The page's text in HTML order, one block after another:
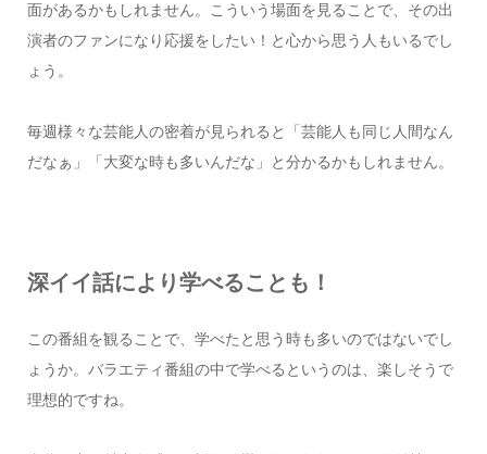
面があるかもしれません。こういう場面を見ることで、その出
演者のファンになり応援をしたい！と心から思う人もいるでし
ょう。
毎週様々な芸能人の密着が見られると「芸能人も同じ人間なん
だなぁ」「大変な時も多いんだな」と分かるかもしれません。
深イイ話により学べることも！
この番組を観ることで、学べたと思う時も多いのではないでし
ょうか。バラエティ番組の中で学べるというのは、楽しそうで
理想的ですね。